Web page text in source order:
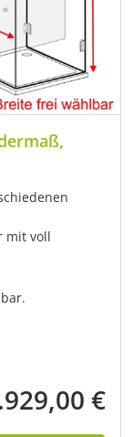
mit voll
Preis:
€